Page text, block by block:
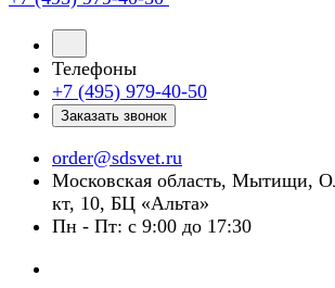
Телефоны
+7 (495) 979-40-50
Заказать звонок
order@sdsvet.ru
Московская область, Мытищи,
кт, 10, БЦ «Альта»
Пн - Пт: с 9:00 до 17:30